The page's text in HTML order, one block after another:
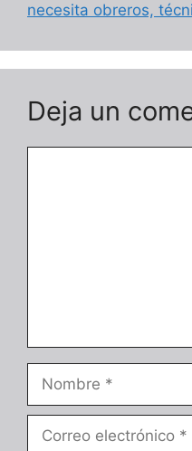
necesita obreros,
Deja un
Nombre
Correo